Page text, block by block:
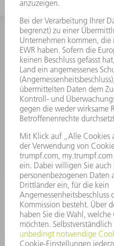
Häufig
Allgemeine
Kundenbetreuung
+49 7156
Mo - Fr:
Erweiterte Rufbereitschaft
06:30 - 20.00 Uhr
Service
+49 7156
Mo - Fr:
Additive